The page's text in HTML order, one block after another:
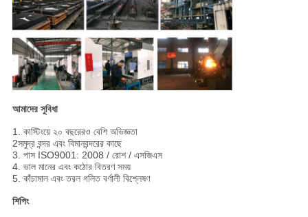
আমাদের সুবিধা
1. কাস্টিংয়ে ২০ বছরেরও বেশি অভিজ্ঞতা
2সমুদ্র বন্দর এবং বিমানবন্দরের কাছে
3. পাস ISO9001: 2008 / রোশ / এসজিএস
4. ভাল মানের এবং কঠোর বিতরণ সময়
5. কাঁচামাল এবং তরল গলিত বর্ণালী বিশ্লেষণ
শিপিং